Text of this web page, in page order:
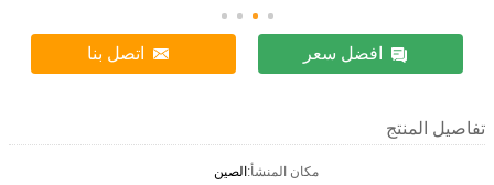
افضل سعر اتصل بنا
تفاصيل المنتج
مكان المنشأ:الصين